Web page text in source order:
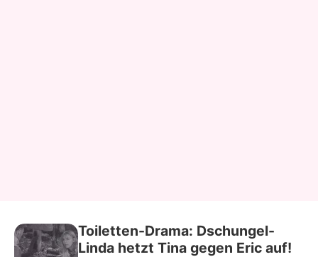
Toiletten-Drama: Dschungel-
Linda hetzt Tina gegen Eric auf!